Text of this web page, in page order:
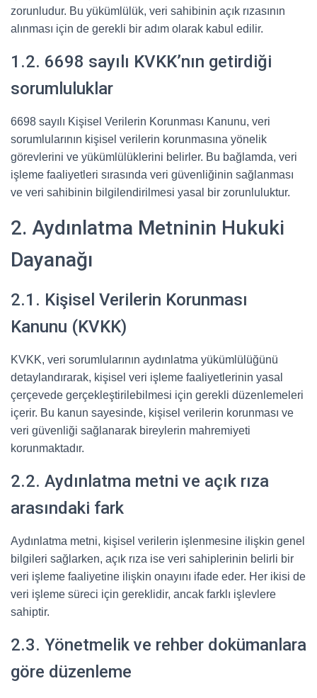
zorunludur. Bu yükümlülük, veri sahibinin açık rızasının
alınması için de gerekli bir adım olarak kabul edilir.
1.2. 6698 sayılı KVKK’nın getirdiği
sorumluluklar
6698 sayılı Kişisel Verilerin Korunması Kanunu, veri
sorumlularının kişisel verilerin korunmasına yönelik
görevlerini ve yükümlülüklerini belirler. Bu bağlamda, veri
işleme faaliyetleri sırasında veri güvenliğinin sağlanması
ve veri sahibinin bilgilendirilmesi yasal bir zorunluluktur.
2. Aydınlatma Metninin Hukuki
Dayanağı
2.1. Kişisel Verilerin Korunması
Kanunu (KVKK)
KVKK, veri sorumlularının aydınlatma yükümlülüğünü
detaylandırarak, kişisel veri işleme faaliyetlerinin yasal
çerçevede gerçekleştirilebilmesi için gerekli düzenlemeleri
içerir. Bu kanun sayesinde, kişisel verilerin korunması ve
veri güvenliği sağlanarak bireylerin mahremiyeti
korunmaktadır.
2.2. Aydınlatma metni ve açık rıza
arasındaki fark
Aydınlatma metni, kişisel verilerin işlenmesine ilişkin genel
bilgileri sağlarken, açık rıza ise veri sahiplerinin belirli bir
veri işleme faaliyetine ilişkin onayını ifade eder. Her ikisi de
veri işleme süreci için gereklidir, ancak farklı işlevlere
sahiptir.
2.3. Yönetmelik ve rehber dokümanlara
göre düzenleme